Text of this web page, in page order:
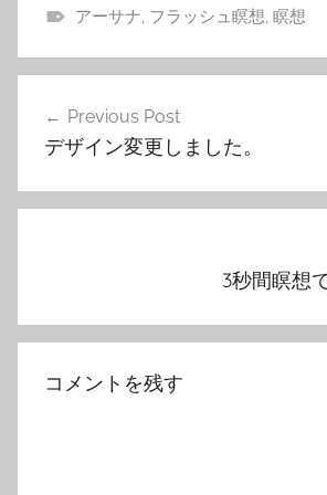
アーサナ, フラッシュ瞑想, 瞑想
ビ
シ
Previous Post
デザイン変更しました。
3秒間瞑想
コメントを残す